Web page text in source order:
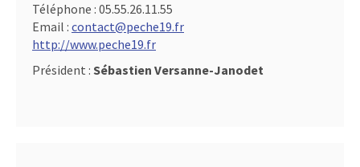
Téléphone : 05.55.26.11.55
Email : contact@peche19.fr
http://www.peche19.fr
Président : Sébastien Versanne-Janodet